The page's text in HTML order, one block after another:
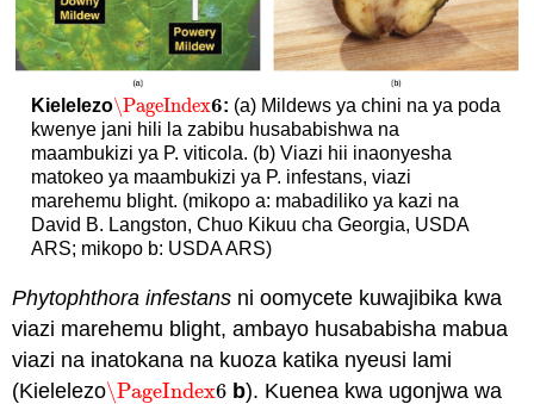
Kielelezo\PageIndex6
\PageIndex6: (a) Mildews ya chini na ya poda
kwenye jani hili la zabibu husababishwa na
maambukizi ya P. viticola. (b) Viazi hii inaonyesha
matokeo ya maambukizi ya P. infestans, viazi
marehemu blight. (mikopo a: mabadiliko ya kazi na
David B. Langston, Chuo Kikuu cha Georgia, USDA
ARS; mikopo b: USDA ARS)
Phytophthora infestans ni oomycete kuwajibika kwa
viazi marehemu blight, ambayo husababisha mabua
viazi na inatokana na kuoza katika nyeusi lami
(Kielelezo\PageIndex6
\PageIndex6 b). Kuenea kwa ugonjwa wa